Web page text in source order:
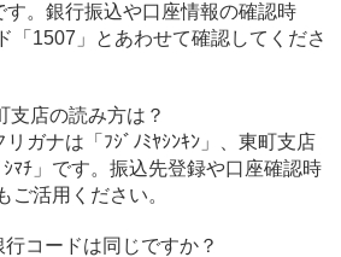
す。銀行振込や口座情報の確認時
「1507」とあわせて確認してくださ
支店の読み方は？
ガナは「ﾌｼﾞﾉﾐﾔｼﾝｷﾝ」、東町支店
ﾏﾁ」です。振込先登録や口座確認時
ご活用ください。
コードは同じですか？